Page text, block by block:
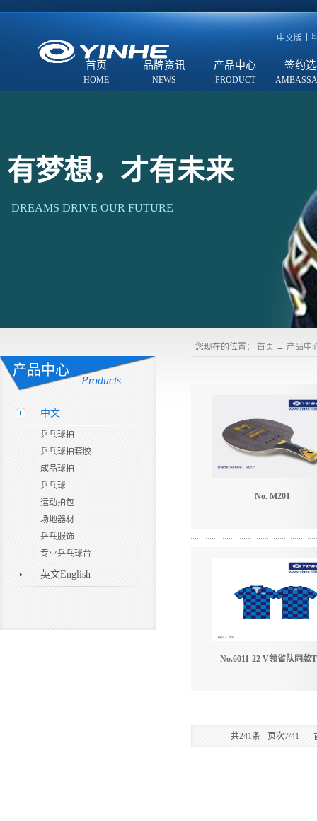
中文版
首页 品牌资讯 产品中心 签约
有梦想，才有未来
DREAMS DRIVE OUR FUTURE
产品中心
Products
中文
乒乓球拍
乒乓球拍套胶
成品球拍
乒乓球
运动拍包
场地器材
乒乓服饰
专业乒乓球台
英文English
您现在的位置： 首页 → 产品中
No. M201
No.6011-22 V领省队同款
共241条 页次7/41